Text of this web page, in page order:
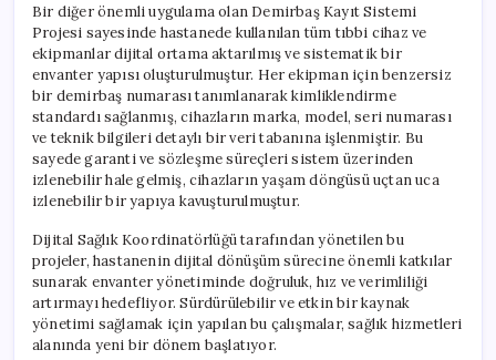
Bir diğer önemli uygulama olan Demirbaş Kayıt Sistemi
Projesi sayesinde hastanede kullanılan tüm tıbbi cihaz ve
ekipmanlar dijital ortama aktarılmış ve sistematik bir
envanter yapısı oluşturulmuştur. Her ekipman için benzersiz
bir demirbaş numarası tanımlanarak kimliklendirme
standardı sağlanmış, cihazların marka, model, seri numarası
ve teknik bilgileri detaylı bir veri tabanına işlenmiştir. Bu
sayede garanti ve sözleşme süreçleri sistem üzerinden
izlenebilir hale gelmiş, cihazların yaşam döngüsü uçtan uca
izlenebilir bir yapıya kavuşturulmuştur.
Dijital Sağlık Koordinatörlüğü tarafından yönetilen bu
projeler, hastanenin dijital dönüşüm sürecine önemli katkılar
sunarak envanter yönetiminde doğruluk, hız ve verimliliği
artırmayı hedefliyor. Sürdürülebilir ve etkin bir kaynak
yönetimi sağlamak için yapılan bu çalışmalar, sağlık hizmetleri
alanında yeni bir dönem başlatıyor.